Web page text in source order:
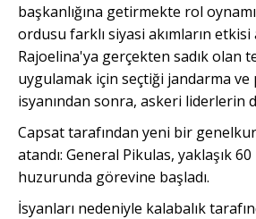
başkanlığına getirmekte rol
ordusu farklı siyasi akımların etkisi
Rajoelina'ya gerçekten sadık olan
uygulamak için seçtiği jandarma ve
isyanından sonra, askeri liderlerin
Capsat tarafından yeni bir
atandı: General Pikulas, yaklaşık
huzurunda görevine başladı.
İsyanları nedeniyle kalabalık